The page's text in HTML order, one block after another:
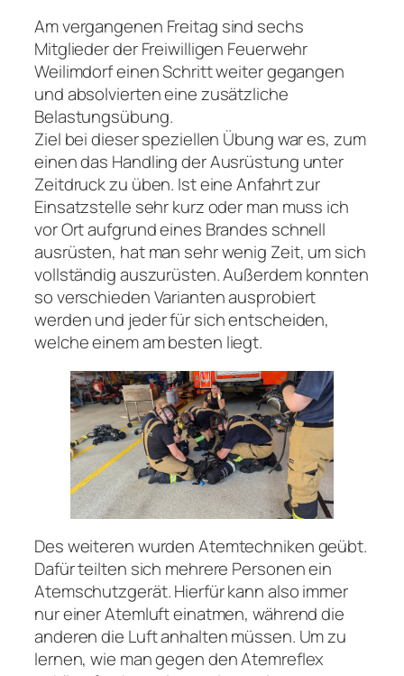
Am vergangenen Freitag sind sechs
Mitglieder der Freiwilligen Feuerwehr
Weilimdorf einen Schritt weiter gegangen
und absolvierten eine zusätzliche
Belastungsübung.
Ziel bei dieser speziellen Übung war es, zum
einen das Handling der Ausrüstung unter
Zeitdruck zu üben. Ist eine Anfahrt zur
Einsatzstelle sehr kurz oder man muss ich
vor Ort aufgrund eines Brandes schnell
ausrüsten, hat man sehr wenig Zeit, um sich
vollständig auszurüsten. Außerdem konnten
so verschieden Varianten ausprobiert
werden und jeder für sich entscheiden,
welche einem am besten liegt.
Des weiteren wurden Atemtechniken geübt.
Dafür teilten sich mehrere Personen ein
Atemschutzgerät. Hierfür kann also immer
nur einer Atemluft einatmen, während die
anderen die Luft anhalten müssen. Um zu
lernen, wie man gegen den Atemreflex